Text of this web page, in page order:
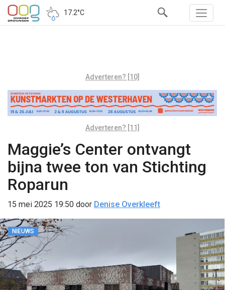
17.2°C
Adverteren? [10]
Adverteren? [11]
Maggie’s Center ontvangt
bijna twee ton van Stichting
Roparun
15 mei 2025 19:50 door Denise Overkleeft
NIEUWS